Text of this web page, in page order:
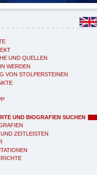
UND QUELLEN
WERDEN
VON STOLPERSTEINEN
UND BIOGRAFIEN SUCHEN
ZEITLEISTEN